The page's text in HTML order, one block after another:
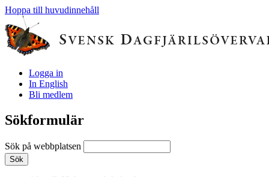
Hoppa till huvudinnehåll
Logga in
In English
Bli medlem
Sökformulär
Sök på webbplatsen